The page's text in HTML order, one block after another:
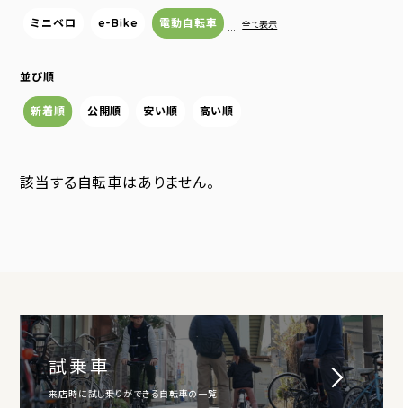
ミニベロ e-Bike 電動自転車 … 全て表示
並び順
新着順 公開順 安い順 高い順
該当する自転車はありません。
試乗車
来店時に試し乗りができる自転車の一覧